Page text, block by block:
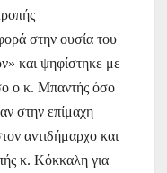
στην ουσία του
και ψηφίστηκε με
ο κ. Μπαντής όσο
στην επίμαχη
αντιδήμαρχο και
κ. Κόκκαλη για